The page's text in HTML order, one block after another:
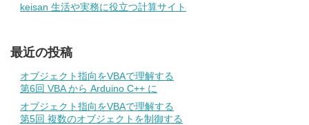
keisan 生活や実務に役立つ計算サイト
最近の投稿
オブジェクト指向をVBAで理解する
第6回 VBA から Arduino C++ に
オブジェクト指向をVBAで理解する
第5回 複数のオブジェクトを制御する